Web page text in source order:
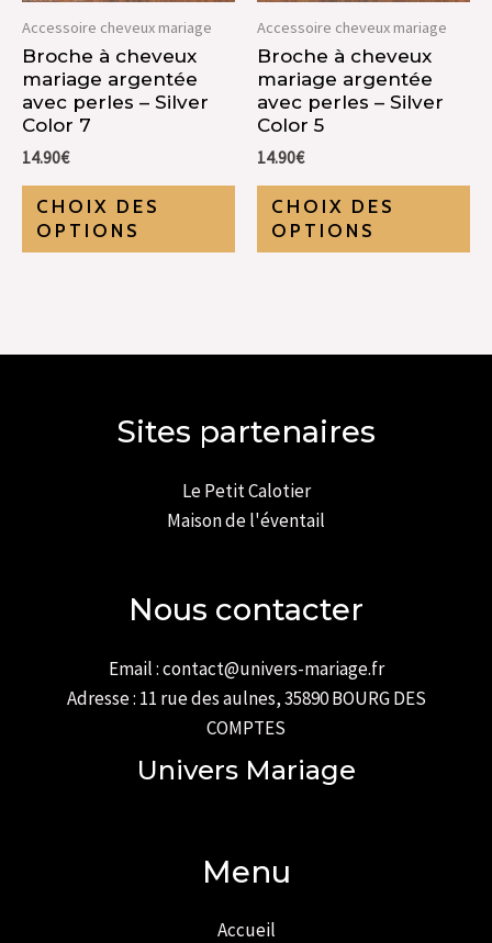
Accessoire cheveux mariage
Broche à cheveux
mariage argentée
avec perles – Silver
Color 7
14.90€
CHOIX DES
OPTIONS
Accessoire cheveux mariage
Broche à cheveux
mariage argentée
avec perles – Silver
Color 5
14.90€
CHOIX DES
OPTIONS
Sites partenaires
Le Petit Calotier
Maison de l'éventail
Nous contacter
Email : contact@univers-mariage.fr
Adresse : 11 rue des aulnes, 35890 BOURG DES
COMPTES
Univers Mariage
Menu
Accueil